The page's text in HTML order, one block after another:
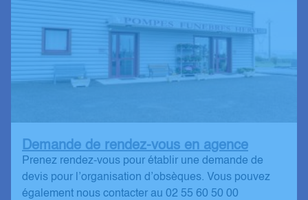
Demande de rendez-vous en agence
Prenez rendez-vous pour établir une demande de
devis pour l’organisation d’obsèques. Vous pouvez
également nous contacter au 02 55 60 50 00